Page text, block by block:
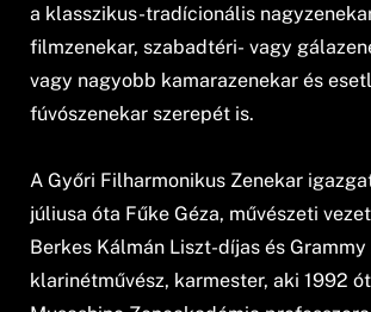
a klasszikus-tradícionális
filmzenekar, szabadtéri- vagy
vagy nagyobb kamarazenekar és
fúvószenekar szerepét is.
A Győri Filharmonikus Zenekar
júliusa óta Fűke Géza, művészeti
Berkes Kálmán Liszt-díjas és
klarinétművész, karmester, aki 1992